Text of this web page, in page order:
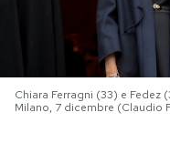
NEWSLETTER
I MIEI PREFERITI
Chiara Ferragni (33) e
Milano, 7 dicembre (Claudio